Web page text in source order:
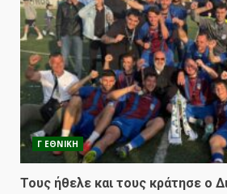
Γ ΕΘΝΙΚΗ
Τους ήθελε και τους κράτησε ο